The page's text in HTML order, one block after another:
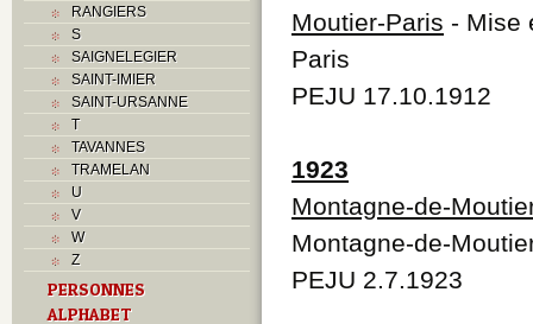
O
Paroisses
Problème jurassien
Q
S
Sociétés locales
Z
RANGIERS
S
SAIGNELEGIER
SAINT-IMIER
SAINT-URSANNE
T
TAVANNES
TRAMELAN
U
V
W
Z
PERSONNES
ALPHABET
Moutier-Paris - Mise
Paris
PEJU 17.10.1912
1923
Montagne-de-
Montagne-de-
PEJU 2.7.1923